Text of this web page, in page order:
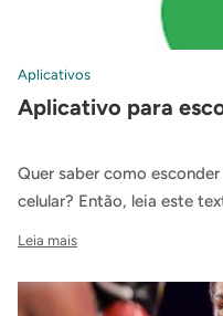
Aplicativos
Aplicativo para
Quer saber como
celular? Então, leia este
Leia mais